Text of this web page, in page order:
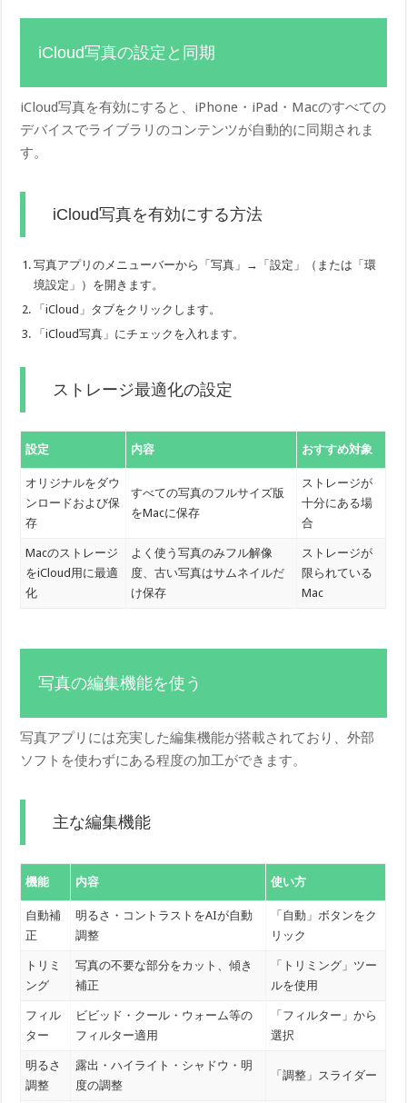
iCloud写真の設定と同期
iCloud写真を有効にすると、iPhone・iPad・Macのすべての
デバイスでライブラリのコンテンツが自動的に同期されま
す。
iCloud写真を有効にする方法
写真アプリのメニューバーから「写真」→「設定」（または「環
境設定」）を開きます。
「iCloud」タブをクリックします。
「iCloud写真」にチェックを入れます。
ストレージ最適化の設定
設定 内容 おすすめ対象
オリジナルをダウ
ンロードおよび保
存
すべての写真のフルサイズ版
をMacに保存
ストレージが
十分にある場
合
Macのストレージ
をiCloud用に最適
化
よく使う写真のみフル解像
度、古い写真はサムネイルだ
け保存
ストレージが
限られている
Mac
写真の編集機能を使う
写真アプリには充実した編集機能が搭載されており、外部
ソフトを使わずにある程度の加工ができます。
主な編集機能
機能 内容 使い方
自動補
正
明るさ・コントラストをAIが自動
調整
「自動」ボタンをク
リック
トリミ
ング
写真の不要な部分をカット、傾き
補正
「トリミング」ツー
ルを使用
フィル
ター
ビビッド・クール・ウォーム等の
フィルター適用
「フィルター」から
選択
明るさ
調整
露出・ハイライト・シャドウ・明
度の調整
「調整」スライダー